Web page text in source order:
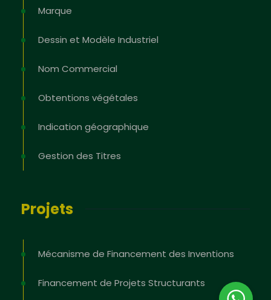
Marque
Dessin et Modèle Industriel
Nom Commercial
Obtentions végétales
Indication géographique
Gestion des Titres
Projets
Mécanisme de Financement des Inventions
Financement de Projets Structurants